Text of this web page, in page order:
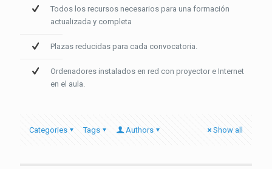
Todos los recursos necesarios para una formación
actualizada y completa
Plazas reducidas para cada convocatoria.
Ordenadores instalados en red con proyector e Internet
en el aula.
Categories Tags Authors Show all